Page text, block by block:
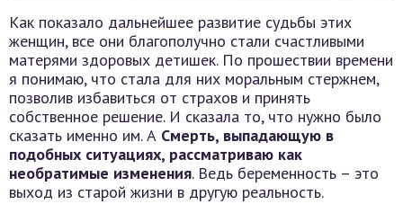
Как показало дальнейшее развитие судьбы этих
женщин, все они благополучно стали счастливыми
матерями здоровых детишек. По прошествии времени
я понимаю, что стала для них моральным стержнем,
позволив избавиться от страхов и принять
собственное решение. И сказала то, что нужно было
сказать именно им. А Смерть, выпадающую в
подобных ситуациях, рассматриваю как
необратимые изменения. Ведь беременность – это
выход из старой жизни в другую реальность.